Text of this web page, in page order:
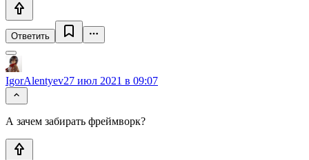
Ответить
IgorAlentyev27 июл 2021 в 09:07
А зачем забирать фреймворк?